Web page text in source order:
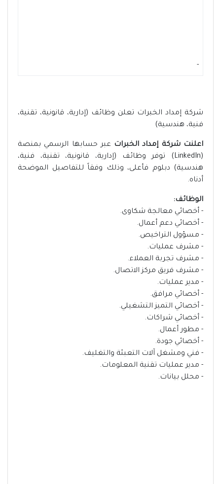
-
شركة إمداد الخبرات تعلن وظائف (إدارية، قانونية، تقنية،
فنية، هندسية)
اعلنت شركة إمداد الخبرات عبر حسابها الرسمي بمنصة
(LinkedIn) توفر وظائف (إدارية، قانونية، تقنية، فنية،
هندسية) دبلوم فأعلى، وذلك وفقاً للتفاصيل الموضحة
أدناه.
الوظائف:
- أخصائي معالجة شكاوى.
- أخصائي دعم أعمال.
- مسؤول التراخيص.
- مشرف عمليات.
- مشرف تجربة العملاء.
- مشرف فريق مركز الاتصال.
- مدير عمليات.
- أخصائي مرافق.
- أخصائي التميز التشغيلي.
- أخصائي شراكات.
- مطور أعمال.
- أخصائي جودة.
- فني ومشغل آلات التعبئة والتغليف.
- مدير عمليات تقنية المعلومات.
- محلل بيانات.